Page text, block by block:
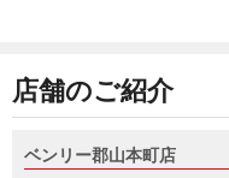
店舗のご紹介
ベンリー郡山本町店